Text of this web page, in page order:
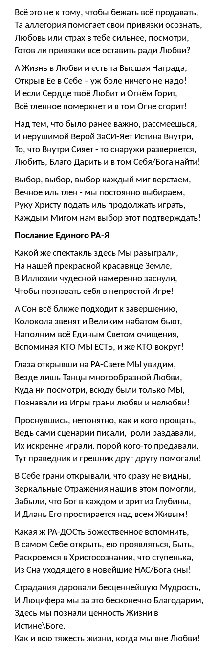
Всё это не к тому, чтобы бежать всё продавать,
Та аллегория помогает свои привязки осознать,
Любовь или страх в тебе сильнее, посмотри,
Готов ли привязки все оставить ради Любви?
А Жизнь в Любви и есть та Высшая Награда,
Открыв Ее в Себе – уж боле ничего не надо!
И если Сердце твоё Любит и Огнём Горит,
Всё тленное померкнет и в том Огне сгорит!
Над тем, что было ранее важно, рассмеешься,
И нерушимой Верой ЗаСИ-Яет Истина Внутри,
То, что Внутри Сияет - то снаружи развернется,
Любить, Благо Дарить и в том Себя/Бога найти!
Выбор, выбор, выбор каждый миг верстаем,
Вечное иль тлен - мы постоянно выбираем,
Руку Христу подать иль продолжать играть,
Каждым Мигом нам выбор этот подтверждать!
Послание Единого РА-Я
Какой же спектакль здесь Мы разыграли,
На нашей прекрасной красавице Земле,
В Иллюзии чудесной намеренно заснули,
Чтобы познавать себя в непростой Игре!
А Сон всё ближе подходит к завершению,
Колокола звенят и Великим набатом бьют,
Наполним всё Единым Светом очищения,
Вспоминая КТО МЫ ЕСТЬ, и же КТО вокруг!
Глаза открывши на РА-Свете МЫ увидим,
Везде лишь Танцы многообразной Любви,
Куда ни посмотри, всюду были только МЫ,
Познавали из Игры грани любви и нелюбви!
Проснувшись, непонятно, как и кого прощать,
Ведь сами сценарии писали, роли раздавали,
Их искренне играли, порой кого-то предавали,
Тут праведник и грешник друг другу помогали!
В Себе грани открывали, что сразу не видны,
Зеркальные Отражения наши в этом помогли,
Забыли, что Бог в каждом и зрит из Глубины,
И Длань Его простирается над всем Живым!
Какая ж РА-ДОСть Божественное вспомнить,
В самом Себе открыть, ею проявляться, Быть,
Раскроемся в Христосознании, что ступенька,
Из Сна уходящего в новейшие НАС/Бога сны!
Страдания даровали бесценнейшую Мудрость,
И Люцифера мы за это бесконечно Благодарим,
Здесь мы познали ценность Жизни в
Истине\Боге,
Как и всю тяжесть жизни, когда мы вне Любви!